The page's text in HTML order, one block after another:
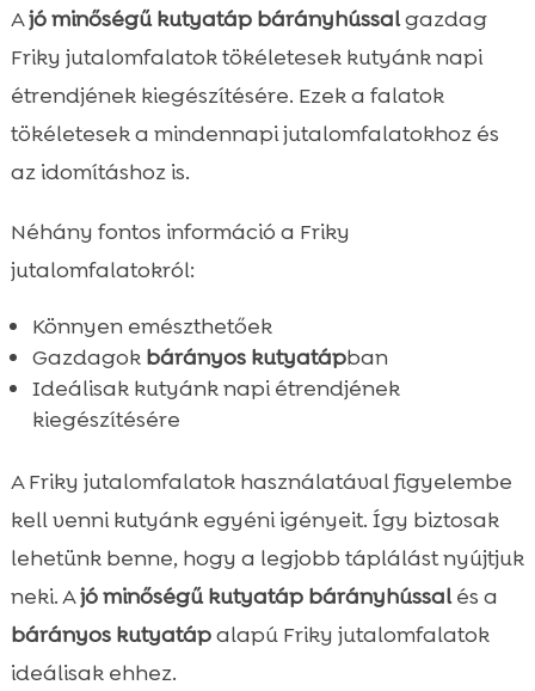
Ajó minőségű kutyatáp bárányhússalgazdag
Friky jutalomfalatok tökéletesek kutyánk napi
étrendjének kiegészítésére. Ezek a falatok
tökéletesek a mindennapi jutalomfalatokhoz és
az idomításhoz is.
Néhány fontos információ a Friky
jutalomfalatokról:
Könnyen emészthetőek
Gazdagok bárányos kutyatápban
Ideálisak kutyánk napi étrendjének
kiegészítésére
A Friky jutalomfalatok használatával figyelembe
kell venni kutyánk egyéni igényeit. Így biztosak
lehetünk benne, hogy a legjobb táplálást nyújtjuk
neki. Ajó minőségű kutyatáp bárányhússalés a
bárányos kutyatápalapú Friky jutalomfalatok
ideálisak ehhez.